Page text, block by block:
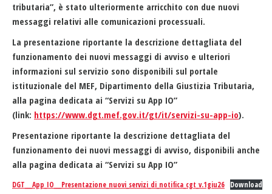
tributaria”, è stato ulteriormente arricchito con due nuovi
messaggi relativi alle comunicazioni processuali.
La presentazione riportante la descrizione dettagliata del
funzionamento dei nuovi messaggi di avviso e ulteriori
informazioni sul servizio sono disponibili sul portale
istituzionale del MEF, Dipartimento della Giustizia Tributaria,
alla pagina dedicata ai “Servizi su App IO”
(link: https://www.dgt.mef.gov.it/gt/it/servizi-su-app-io).
Presentazione riportante la descrizione dettagliata del
funzionamento dei nuovi messaggi di avviso, disponibili anche
alla pagina dedicata ai “Servizi su App IO”
DGT___App_IO___Presentazione_nuovi_servizi_di_notifica_cgt_v.1giu26 Download